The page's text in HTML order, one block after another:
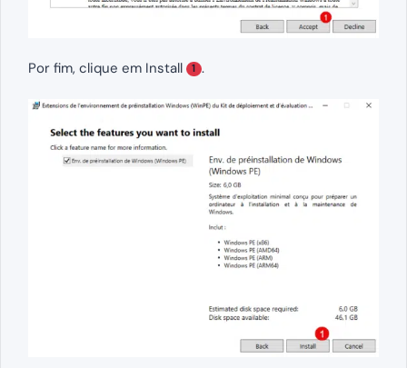
Por fim, clique em Install 1 .